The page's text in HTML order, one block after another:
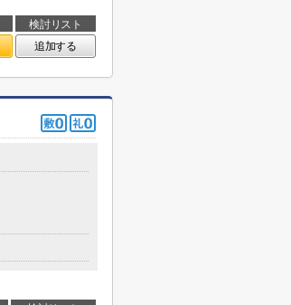
検討リスト
追加する